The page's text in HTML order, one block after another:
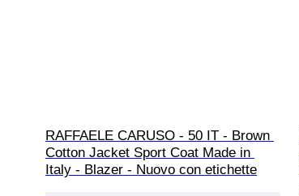
RAFFAELE CARUSO - 50 IT - Brown
Cotton Jacket Sport Coat Made in
Italy - Blazer - Nuovo con etichette